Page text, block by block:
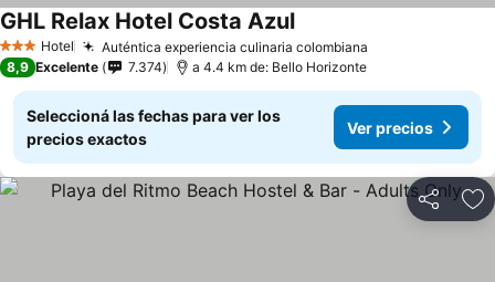
3 Estrellas
Hotel Auténtica experiencia culinaria colombiana
GHL Relax Hotel Costa Azul
8,9 Excelente 7.374 a 4.4 km de: Bello Horizonte
Seleccioná las fechas para ver los
precios exactos
Ver precios
Compartir